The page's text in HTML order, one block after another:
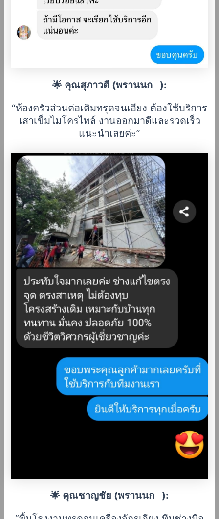
🌟 คุณสุภาวดี (พรานนก ):
“ห้องครัวส่วนต่อเติมทรุดจนเอียง ต้องใช้บริการ
เสาเข็มไมโครไพล์ งานออกมาดีและรวดเร็ว
แนะนำเลยค่ะ”
🌟 คุณชาญชัย (พรานนก ):